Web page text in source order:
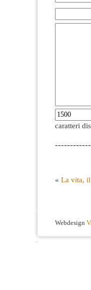
caratteri
« La vita,
Webdesign